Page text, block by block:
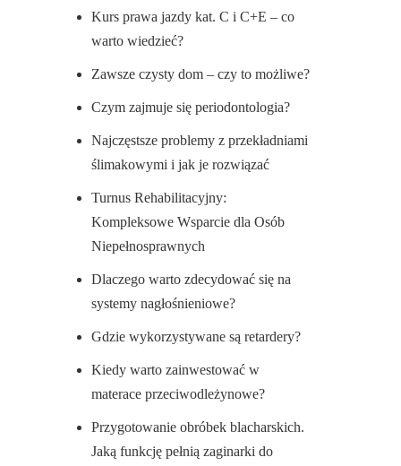
Kurs prawa jazdy kat. C i C+E – co
warto wiedzieć?
Zawsze czysty dom – czy to możliwe?
Czym zajmuje się periodontologia?
Najczęstsze problemy z przekładniami
ślimakowymi i jak je rozwiązać
Turnus Rehabilitacyjny:
Kompleksowe Wsparcie dla Osób
Niepełnosprawnych
Dlaczego warto zdecydować się na
systemy nagłośnieniowe?
Gdzie wykorzystywane są retardery?
Kiedy warto zainwestować w
materace przeciwodleżynowe?
Przygotowanie obróbek blacharskich.
Jaką funkcję pełnią zaginarki do